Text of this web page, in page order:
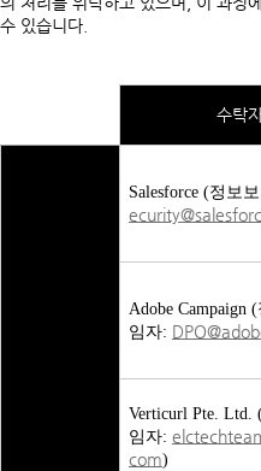
수 있습니다.
수탁
Salesforce (정보
Adobe Campaign
임자:
Verticurl Pte. Ltd.
임자:
com)